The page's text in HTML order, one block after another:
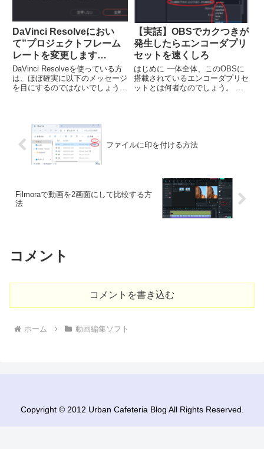
DaVinci Resolveにおい
て”プロジェクトフレーム
レートを変更します
か？”を出ない様にする方
法
DaVinci Resolveを使っている方
は、ほぼ確実に以下のメッセージ
を目にするのではないでしょう
そもそもこの記述がとにかく分か
り難い。 この問い...
【実話】OBSでカクつきが
発生したらエンコーダプリ
セットを速くしろ
はじめに 一体全体、このOBSに
搭載されているエンコーダプリセ
ットとは何者なのでしょう。 以
ファイルに印を付ける方法
Filmoraで動画を2画面にして比較する方
法
コメント
コメントを書き込む
ホーム 動画編集ソフト
Copyright © 2012 Urban Cafeteria Blog All Rights Reserved.